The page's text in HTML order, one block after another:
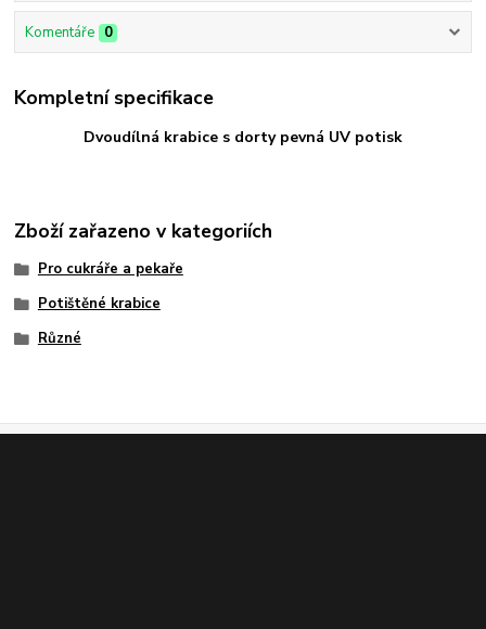
Komentáře 0
Kompletní specifikace
Dvoudílná krabice s dorty pevná UV potisk
Zboží zařazeno v kategoriích
Pro cukráře a pekaře
Potištěné krabice
Různé